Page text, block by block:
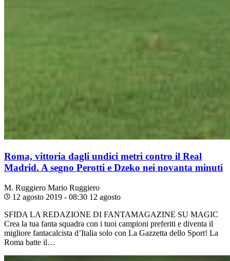
Roma, vittoria dagli undici metri contro il Real
Madrid. A segno Perotti e Dzeko nei novanta minuti
M. Ruggiero Mario Ruggiero
12 agosto 2019 - 08:30 12 agosto
SFIDA LA REDAZIONE DI FANTAMAGAZINE SU MAGIC
Crea la tua fanta squadra con i tuoi campioni preferiti e diventa il
migliore fantacalcista d’Italia solo con La Gazzetta dello Sport! La
Roma batte il…